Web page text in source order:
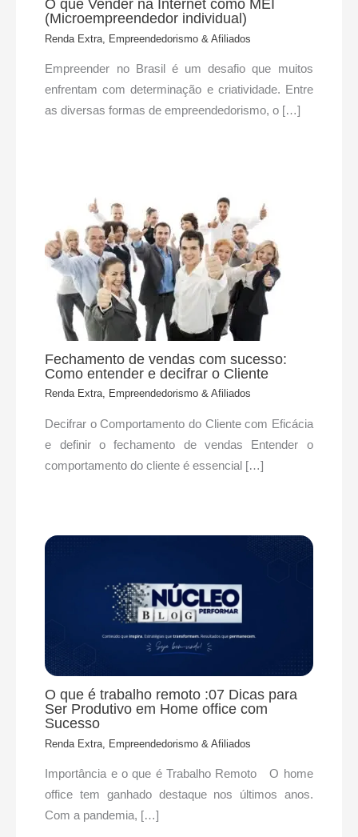
O que Vender na Internet como MEI
(Microempreendedor individual)
Renda Extra, Empreendedorismo & Afiliados
Empreender no Brasil é um desafio que muitos
enfrentam com determinação e criatividade. Entre
as diversas formas de empreendedorismo, o […]
Fechamento de vendas com sucesso:
Como entender e decifrar o Cliente
Renda Extra, Empreendedorismo & Afiliados
Decifrar o Comportamento do Cliente com Eficácia
e definir o fechamento de vendas Entender o
comportamento do cliente é essencial […]
O que é trabalho remoto :07 Dicas para
Ser Produtivo em Home office com
Sucesso
Renda Extra, Empreendedorismo & Afiliados
Importância e o que é Trabalho Remoto O home
office tem ganhado destaque nos últimos anos.
Com a pandemia, […]